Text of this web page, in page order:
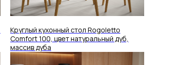
Круглый кухонный стол Rogoletto
Comfort 100, цвет натуральный дуб,
массив дуба